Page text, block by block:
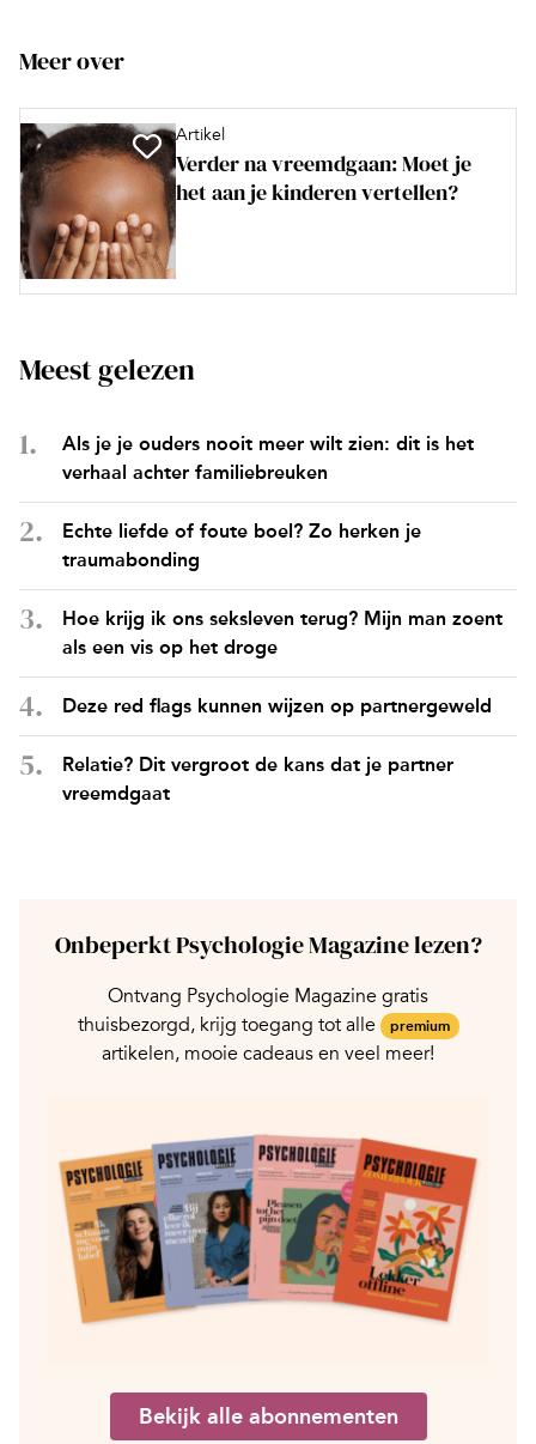
Meer over
Artikel
Verder na vreemdgaan: Moet je
het aan je kinderen vertellen?
Meest gelezen
Als je je ouders nooit meer wilt zien: dit is het
verhaal achter familiebreuken
Echte liefde of foute boel? Zo herken je
traumabonding
Hoe krijg ik ons seksleven terug? Mijn man zoent
als een vis op het droge
Deze red flags kunnen wijzen op partnergeweld
Relatie? Dit vergroot de kans dat je partner
vreemdgaat
Onbeperkt Psychologie Magazine lezen?
Ontvang Psychologie Magazine gratis
thuisbezorgd, krijg toegang tot alle
premium
artikelen, mooie cadeaus en veel meer!
Bekijk alle abonnementen